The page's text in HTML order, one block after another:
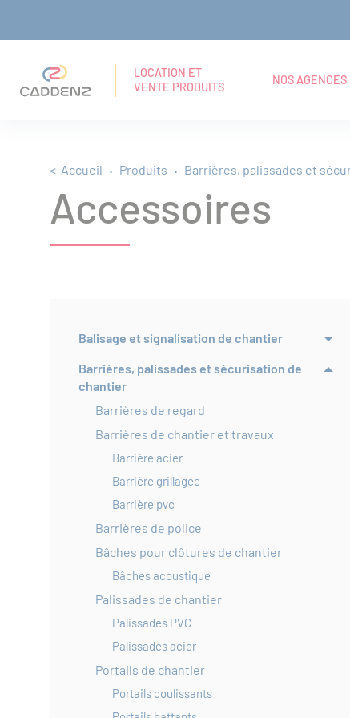
menu
contenu
pied
LOCATION ET
VENTE PRODUITS
NOS AGENCES
EN
TEXTE
Fil d'Ariane
Accueil Produits Barrières, palissades et
Accessoires
Balisage et signalisation de chantier
Barrières, palissades et sécurisation de
chantier
Barrières de regard
Barrières de chantier et travaux
Barrière acier
Barrière grillagée
Barrière pvc
Barrières de police
Bâches pour clôtures de chantier
Bâches acoustique
Palissades de chantier
Palissades PVC
Palissades acier
Portails de chantier
Portails coulissants